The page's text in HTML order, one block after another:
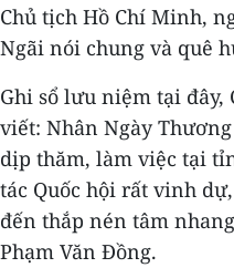
Chủ tịch Hồ Chí Minh,
Ngãi nói chung và quê
Ghi sổ lưu niệm tại đây,
viết: Nhân Ngày
dịp thăm, làm việc tại
tác Quốc hội rất vinh
đến thắp nén tâm
Phạm Văn Đồng.